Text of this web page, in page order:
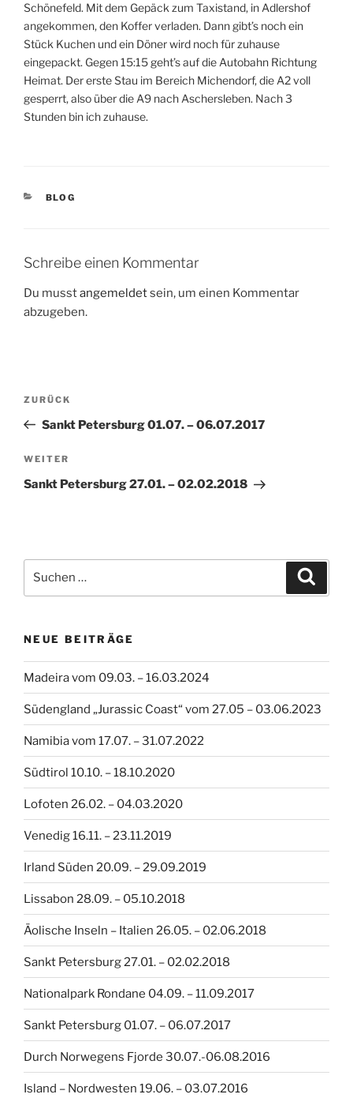
Schönefeld. Mit dem Gepäck zum Taxistand, in Adlershof
angekommen, den Koffer verladen. Dann gibt’s noch ein
Stück Kuchen und ein Döner wird noch für zuhause
eingepackt. Gegen 15:15 geht’s auf die Autobahn Richtung
Heimat. Der erste Stau im Bereich Michendorf, die A2 voll
gesperrt, also über die A9 nach Aschersleben. Nach 3
Stunden bin ich zuhause.
KATEGORIEN
BLOG
Schreibe einen Kommentar
Du musstangemeldetsein, um einen Kommentar
abzugeben.
Beitragsnavigation
Vorheriger
Beitrag
ZURÜCK
Sankt Petersburg 01.07. – 06.07.2017
Nächster
Beitrag
WEITER
Sankt Petersburg 27.01. – 02.02.2018
nach:
NEUE BEITRÄGE
Madeira vom 09.03. – 16.03.2024
Südengland „Jurassic Coast“ vom 27.05 – 03.06.2023
Namibia vom 17.07. – 31.07.2022
Südtirol 10.10. – 18.10.2020
Lofoten 26.02. – 04.03.2020
Venedig 16.11. – 23.11.2019
Irland Süden 20.09. – 29.09.2019
Lissabon 28.09. – 05.10.2018
Äolische Inseln – Italien 26.05. – 02.06.2018
Sankt Petersburg 27.01. – 02.02.2018
Nationalpark Rondane 04.09. – 11.09.2017
Sankt Petersburg 01.07. – 06.07.2017
Durch Norwegens Fjorde 30.07.-06.08.2016
Island – Nordwesten 19.06. – 03.07.2016